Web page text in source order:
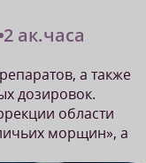
2 ак.часа
а также
дозировок.
области
морщин», а